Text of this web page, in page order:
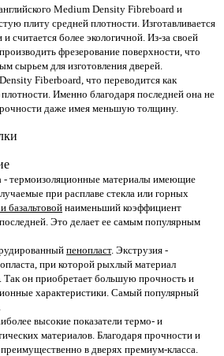
Medium Density Fibreboard и
плиту средней плотности. Изготавливается
считается более экологичной. Из-за своей
фрезерование поверхности, что
сырьем для изготовления дверей.
Fiberboard, что переводится как
Именно благодаря последней она не
даже имея меньшую толщину.
- термоизоляционные материалы имеющие
при расплаве стекла или горных
базальтовой наименьший коэффициент
Это делает ее самым популярным
пенопласт. Экструзия -
при которой рыхлый материал
Так он приобретает большую прочность и
характеристики. Самый популярный
высокие показатели термо- и
материалов. Благодаря прочности и
в дверях премиум-класса.